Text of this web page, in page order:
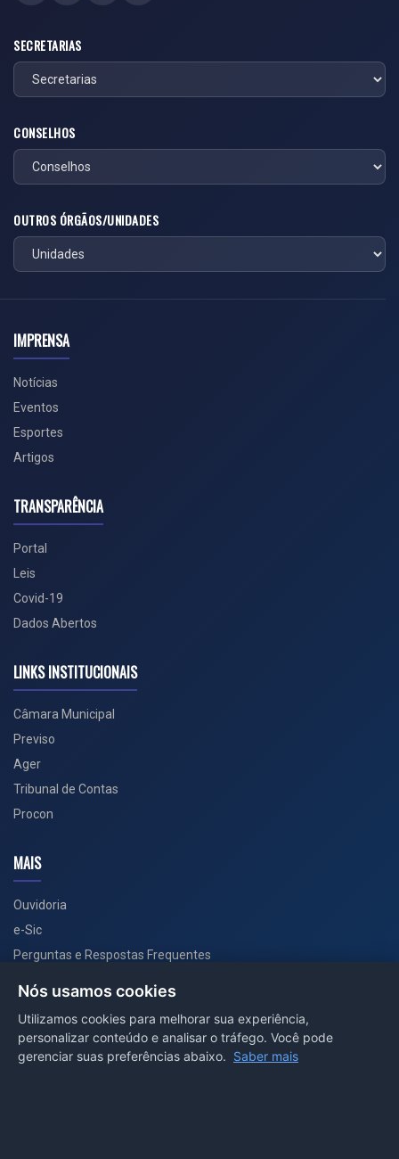
SECRETARIAS
CONSELHOS
OUTROS ÓRGÃOS/UNIDADES
IMPRENSA
Notícias
Eventos
Esportes
Artigos
TRANSPARÊNCIA
Portal
Leis
Covid-19
Dados Abertos
LINKS INSTITUCIONAIS
Câmara Municipal
Previso
Ager
Tribunal de Contas
Procon
MAIS
Ouvidoria
e-Sic
Perguntas e Respostas Frequentes
PORTAL COVID-19
Nós usamos cookies
Utilizamos cookies para melhorar sua experiência,
personalizar conteúdo e analisar o tráfego. Você pode
gerenciar suas preferências abaixo. Saber mais